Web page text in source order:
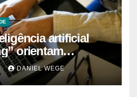
artificial
orientam
DANIEL WEGE